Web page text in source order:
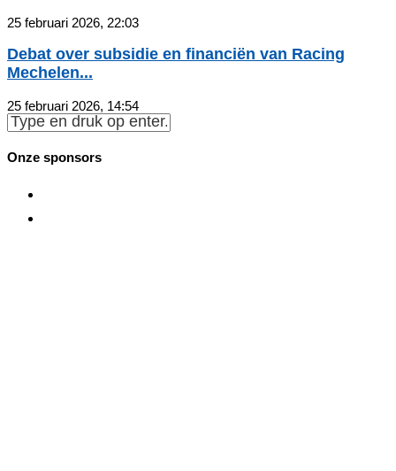
25 februari 2026, 22:03
Debat over subsidie en financiën van Racing
Mechelen...
25 februari 2026, 14:54
Onze sponsors